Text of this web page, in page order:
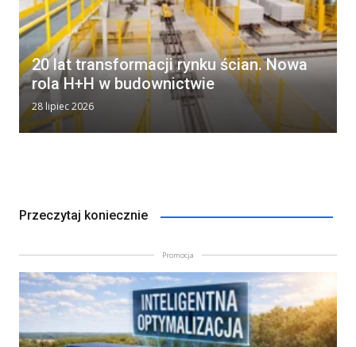
20 lat transformacji rynku ścian. Nowa
rola H+H w budownictwie
28 lipiec 2026
Przeczytaj koniecznie
Promocja